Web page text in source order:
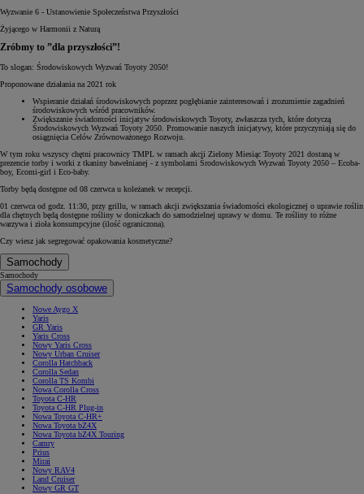
Wyzwanie 6 - Ustanowienie Społeczeństwa Przyszłości
Żyjącego w Harmonii z Naturą
Zróbmy to ”dla przyszłości”!
To slogan: Środowiskowych Wyzwań Toyoty 2050!
Proponowane działania na 2021 rok
Wspieranie działań środowiskowych poprzez pogłębianie zainteresowań i zrozumienie zagadnień
środowiskowych wśród pracowników.
Zwiększanie świadomości inicjatyw środowiskowych Toyoty, zwłaszcza tych, które dotyczą
Środowiskowych Wyzwań Toyoty 2050. Promowanie naszych inicjatywy, które przyczyniają się do
osiągnięcia Celów Zrównoważonego Rozwoju.
W tym roku wszyscy chętni pracownicy TMPL w ramach akcji Zielony Miesiąc Toyoty 2021 dostaną w
prezencie torby i worki z tkaniny bawełnianej - z symbolami Środowiskowych Wyzwań Toyoty 2050 – Ecoba-
boy, Ecomi-girl i Eco-baby.
Torby będą dostępne od 08 czerwca u koleżanek w recepcji.
01 czerwca od godz. 11:30, przy grillu, w ramach akcji zwiększania świadomości ekologicznej o uprawie roślin
dla chętnych będą dostępne rośliny w doniczkach do samodzielnej uprawy w domu. Te rośliny to różne
warzywa i zioła konsumpcyjne (ilość ograniczona).
Czy wiesz jak segregować opakowania kosmetyczne?
Samochody
Samochody
Samochody osobowe
Nowe Aygo X
Yaris
GR Yaris
Yaris Cross
Nowy Yaris Cross
Nowy Urban Cruiser
Corolla Hatchback
Corolla Sedan
Corolla TS Kombi
Nowa Corolla Cross
Toyota C-HR
Toyota C-HR Plug-in
Nowa Toyota C-HR+
Nowa Toyota bZ4X
Nowa Toyota bZ4X Touring
Camry
Prius
Mirai
Nowy RAV4
Land Cruiser
Nowy GR GT